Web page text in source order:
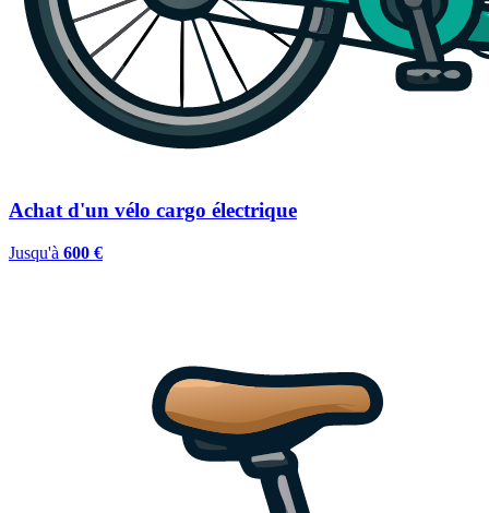
Achat d'un vélo cargo électrique
Jusqu'à 600 €